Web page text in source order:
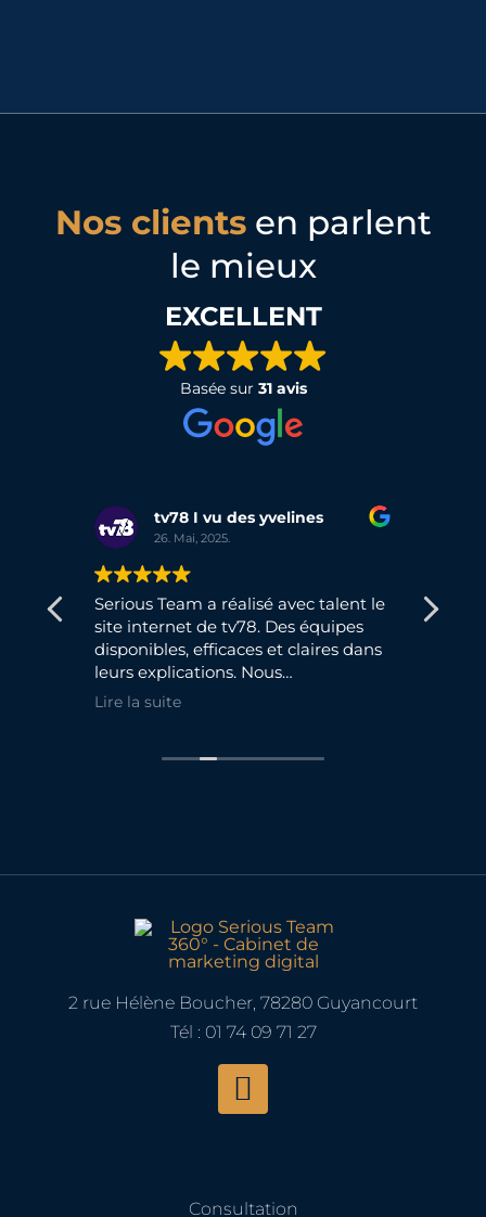
Nos clients en parlent
le mieux
EXCELLENT
Basée sur 31 avis
tv78 I vu des yvelines
26. Mai, 2025.
Serious Team a réalisé avec talent le
site internet de tv78. Des équipes
disponibles, efficaces et claires dans
leurs explications. Nous
recommandons et poursuivons nos
Lire la suite
Formation
très utile. Contenu bien
conseils
2 rue Hélène Boucher, 78280 Guyancourt
Tél : 01 74 09 71 27
Consultation